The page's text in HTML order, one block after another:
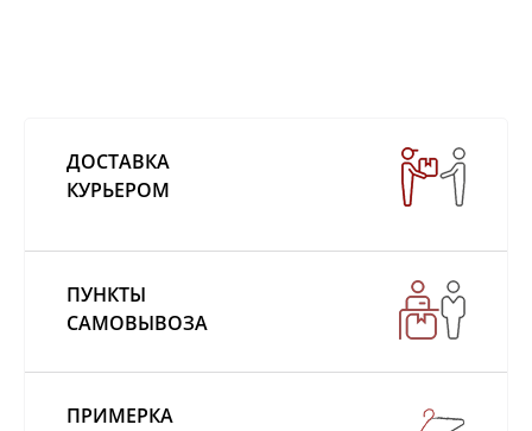
ДОСТАВКА
КУРЬЕРОМ
ПУНКТЫ
САМОВЫВОЗА
ПРИМЕРКА